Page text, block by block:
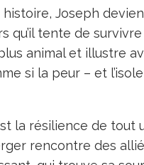
Joseph
qu’il tente de
animal et illustre
si la peur – et
la résilience de tout
rencontre des